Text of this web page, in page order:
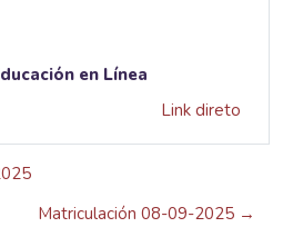
en Línea
Link direto
Matriculación 08-09-2025 →